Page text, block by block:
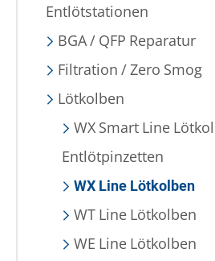
Entlötstationen
BGA / QFP Reparatur
Filtration / Zero Smog
Lötkolben
WX Smart Line
Entlötpinzetten
WX Line Lötkolben
WT Line Lötkolben
WE Line Lötkolben